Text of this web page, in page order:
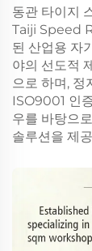
동관 타이지
Taiji Speed
된 산업용 자
야의 선도적
으로 하며, 정
ISO9001 인
우를 바탕으
솔루션을 제